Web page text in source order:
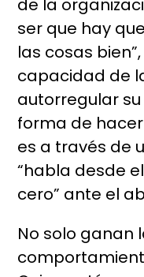
de la
ser que hay
las cosas
capacidad de
autorregular
forma de
es a través de
“habla desde
cero” ante el
No solo ganan